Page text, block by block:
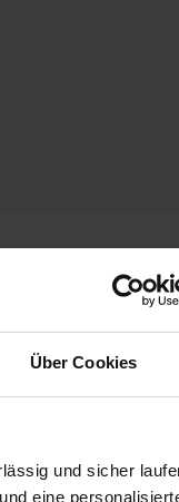
Über Cookies
und sicher
eine